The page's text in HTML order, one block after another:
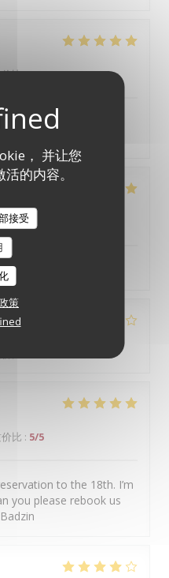
， 并让您
的内容。
接受
策
比:5/5
et généreux et le
était très content.
比:
rapport qualité/prix
价比 : 5/5
to the 18th. I’m
you please rebook us